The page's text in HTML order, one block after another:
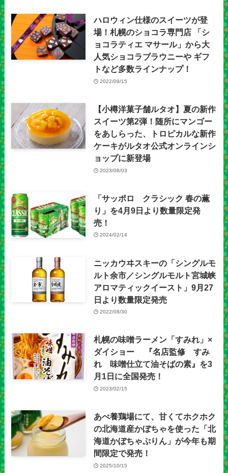
ハロウィン仕様のスイーツが登
場！札幌のショコラ専門店 「シ
ョコラティエ マサール」から大
人気ショコラブラウニーや ギフ
トなど多数ラインナップ！
2022/09/15
【小樽洋菓子舗ルタオ】夏の新作
スイーツ第2弾！随所にマンゴー
をあしらった、トロピカルな新作
ケーキがルタオ公式オンラインシ
ョップに新登場
2023/08/03
「サッポロ クラシック 春の薫
り」を4月9日より数量限定発
売！
2024/02/14
ニッカウヰスキーの「シングルモ
ルト余市／シングルモルト宮城峡
アロマティックイースト」9月27
日より数量限定発売
2022/08/30
札幌の味噌ラーメン「すみれ」×
ダイショー 『名店監修 すみ
れ 味噌仕立て油そばの素』を3
月1日に全国発売！
2023/02/15
あべ養鶏場にて、甘くてホクホク
の北海道産かぼちゃを使った「北
海道かぼちゃぷりん」が今年も期
間限定で発売！
2025/10/15